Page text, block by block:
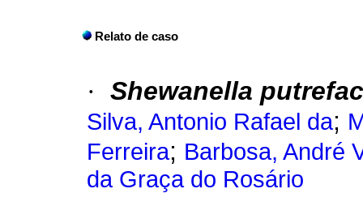
Relato de caso
· Shewanella
Silva, Antonio Rafael da;
Ferreira; Barbosa, André
da Graça do Rosário